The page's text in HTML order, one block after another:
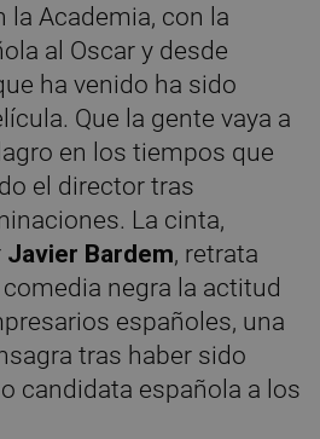
la Academia, con la
al Oscar y desde
ha venido ha sido
Que la gente vaya a
en los tiempos que
el director tras
La cinta,
Javier Bardem, retrata
negra la actitud
españoles, una
tras haber sido
candidata española a los